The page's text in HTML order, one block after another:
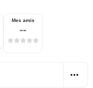
Mes amis
--